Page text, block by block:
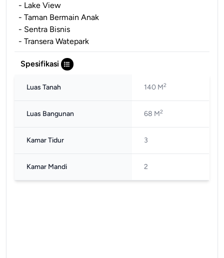
- Lake View
- Taman Bermain Anak
- Sentra Bisnis
- Transera Watepark
Spesifikasi
Luas Tanah 140 M2
Luas Bangunan 68 M2
Kamar Tidur 3
Kamar Mandi 2